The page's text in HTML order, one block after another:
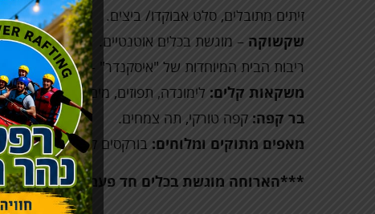
זיתים מתובלים, סלט אבוקדו/ ביצים.
שקשוקה – מוגשת בכלים אוטנטיים.
ריבות הבית המיוחדות של "איסקנדר" – כגון סלק, גזר
משקאות קלים: לימונדה, תפוזים, מים.
בר קפה: קפה טורקי, תה צמחים.
מאפים מתוקים ומלוחים: בורקסים קרואסונים
***הארוחה מוגשת בכלים חד פעמיים איכותיים.